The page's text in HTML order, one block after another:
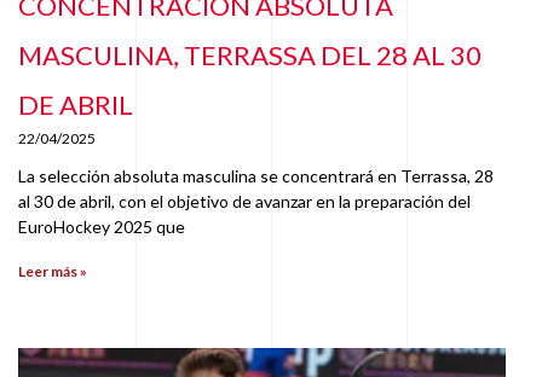
MASCULINA, TERRASSA DEL 28 AL 30
DE ABRIL
22/04/2025
La selección absoluta masculina se concentrará en Terrassa, 28
al 30 de abril, con el objetivo de avanzar en la preparación del
EuroHockey 2025 que
Leer más »